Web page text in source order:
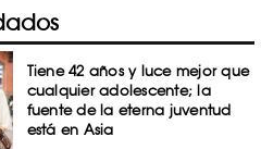
Tiene 42 años y luce mejor que
cualquier adolescente; la
fuente de la eterna juventud
está en Asia